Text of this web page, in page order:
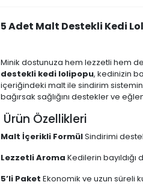
5 Adet Malt Destekli Kedi
Minik dostunuza hem lezzetli hem
destekli kedi lolipopu, kedinizin
içeriğindeki malt ile sindirim
bağırsak sağlığını destekler ve
Ürün Özellikleri
Malt İçerikli FormülSindirimi
Lezzetli Aroma Kedilerin
5’li Paket Ekonomik ve uzun süreli